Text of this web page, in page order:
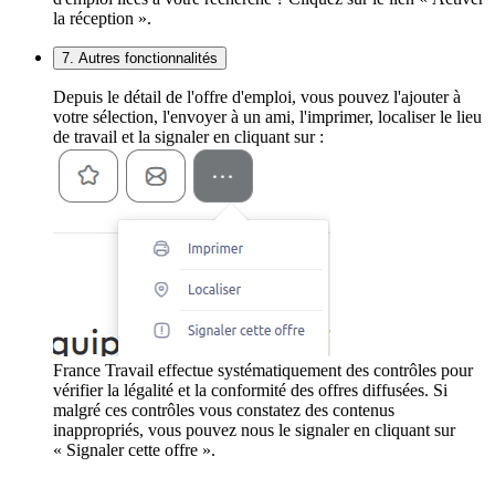
la réception ».
7. Autres fonctionnalités
Depuis le détail de l'offre d'emploi, vous pouvez l'ajouter à
votre sélection, l'envoyer à un ami, l'imprimer, localiser le lieu
de travail et la signaler en cliquant sur :
France Travail effectue systématiquement des contrôles pour
vérifier la légalité et la conformité des offres diffusées. Si
malgré ces contrôles vous constatez des contenus
inappropriés, vous pouvez nous le signaler en cliquant sur
« Signaler cette offre ».